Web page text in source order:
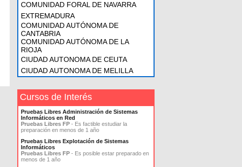
COMUNIDAD FORAL DE NAVARRA
EXTREMADURA
COMUNIDAD AUTÓNOMA DE
CANTABRIA
COMUNIDAD AUTÓNOMA DE LA
RIOJA
CIUDAD AUTONOMA DE CEUTA
CIUDAD AUTONOMA DE MELILLA
Cursos de Interés
Pruebas Libres Administración de Sistemas
Informáticos en Red
Pruebas Libres FP - Es factible estudiar la
preparación en menos de 1 año
Pruebas Libres Explotación de Sistemas
Informáticos
Pruebas Libres FP - Es posible estar preparado en
menos de 1 año